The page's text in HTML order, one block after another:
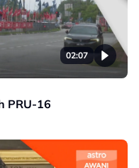
02:07
PRU-16